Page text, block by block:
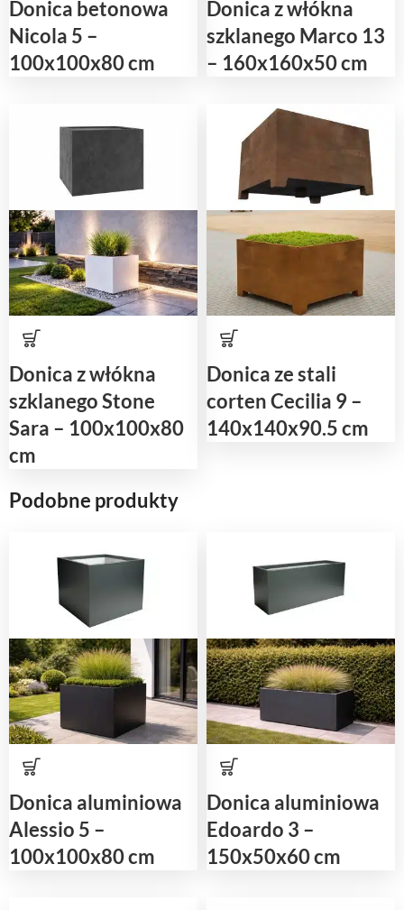
Donica betonowa
Nicola 5 –
100x100x80 cm
Donica z włókna
szklanego Marco 13
– 160x160x50 cm
Donica z włókna
szklanego Stone
Sara – 100x100x80
cm
Donica ze stali
corten Cecilia 9 –
140x140x90.5 cm
Podobne produkty
Donica aluminiowa
Alessio 5 –
100x100x80 cm
Donica aluminiowa
Edoardo 3 –
150x50x60 cm